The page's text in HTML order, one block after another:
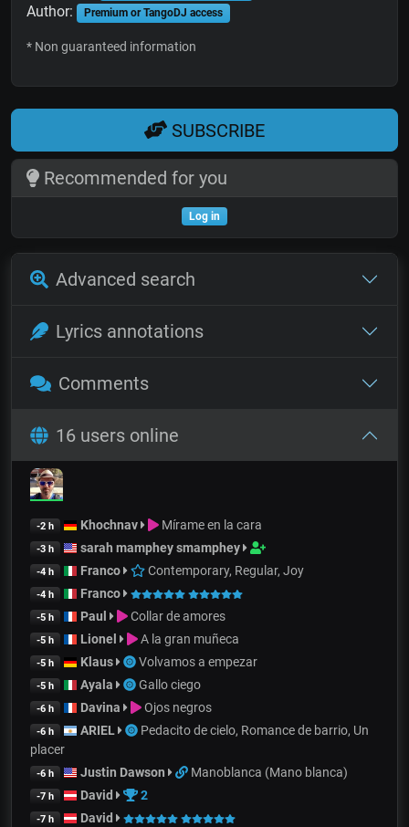
Author: Premium or TangoDJ access
* Non guaranteed information
SUBSCRIBE
Recommended for you
Log in
Advanced search
Lyrics annotations
Comments
16 users online
-2 h Khochnav Mírame en la cara
-3 h sarah mamphey smamphey
-4 h Franco Contemporary, Regular, Joy
-4 h Franco
-5 h Paul Collar de amores
-5 h Lionel A la gran muñeca
-5 h Klaus Volvamos a empezar
-5 h Ayala Gallo ciego
-6 h Davina Ojos negros
-6 h ARIEL
Pedacito de cielo, Romance de barrio, Un
placer
-6 h Justin Dawson Manoblanca (Mano blanca)
-7 h David 2
-7 h David